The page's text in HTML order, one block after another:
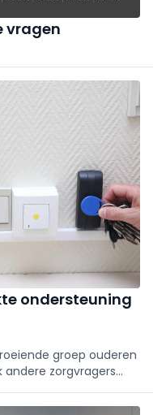
vragen
ondersteuning
groep ouderen
zorgvragers
ondersteunen,